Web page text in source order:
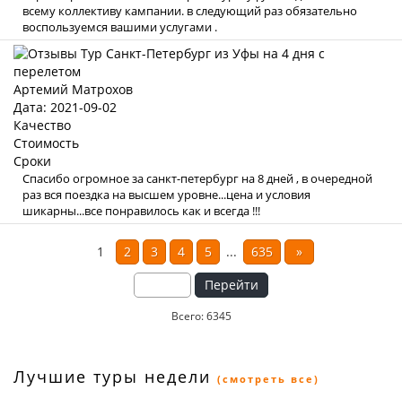
всему коллективу кампании. в следующий раз обязательно
воспользуемся вашими услугами .
Артемий Матрохов
Дата: 2021-09-02
Качество
Стоимость
Сроки
Спасибо огромное за санкт-петербург на 8 дней , в очередной
раз вся поездка на высшем уровне...цена и условия
шикарны...все понравилось как и всегда !!!
1 2 3 4 5 ... 635
»
Перейти
Всего: 6345
Лучшие туры недели (смотреть все)